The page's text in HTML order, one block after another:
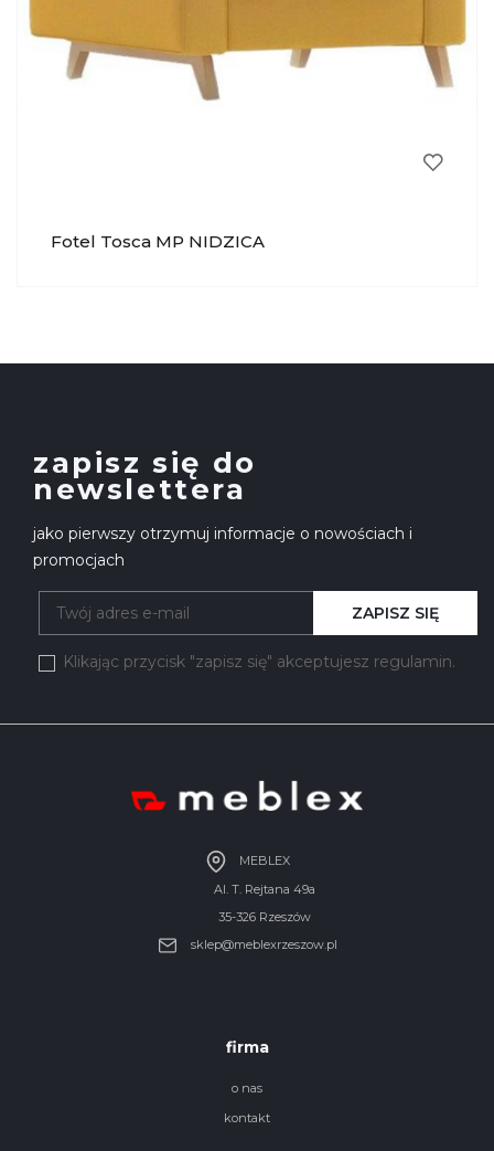
Fotel Tosca MP NIDZICA
zapisz się do
newslettera
jako pierwszy otrzymuj informacje o nowościach i
promocjach
Klikając przycisk "zapisz się" akceptujesz regulamin.
ZAPISZ SIĘ
MEBLEX
Al. T. Rejtana 49a
35-326 Rzeszów
sklep@meblexrzeszow.pl
firma
o nas
kontakt